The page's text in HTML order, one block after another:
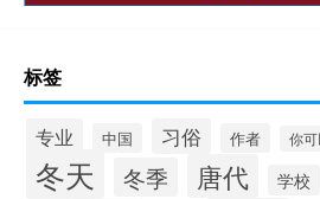
标签
专业 中国 习俗 作者 你可
冬天 冬季 唐代 学校